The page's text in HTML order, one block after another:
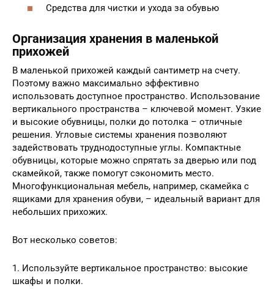
Средства для чистки и ухода за обувью
Организация хранения в маленькой
прихожей
В маленькой прихожей каждый сантиметр на счету.
Поэтому важно максимально эффективно
использовать доступное пространство. Использование
вертикального пространства – ключевой момент. Узкие
и высокие обувницы, полки до потолка – отличные
решения. Угловые системы хранения позволяют
задействовать труднодоступные углы. Компактные
обувницы, которые можно спрятать за дверью или под
скамейкой, также помогут сэкономить место.
Многофункциональная мебель, например, скамейка с
ящиками для хранения обуви, – идеальный вариант для
небольших прихожих.
Вот несколько советов:
1. Используйте вертикальное пространство: высокие
шкафы и полки.